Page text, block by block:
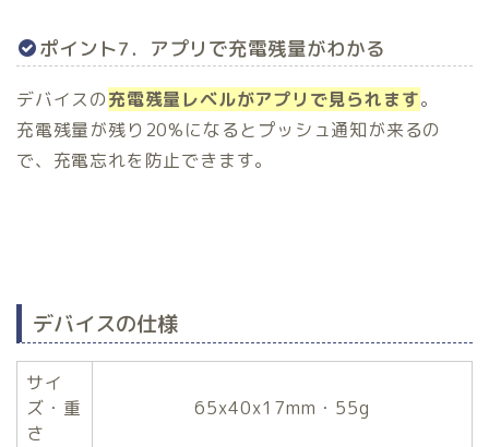
ポイント7．アプリで充電残量がわかる
デバイスの充電残量レベルがアプリで見られます。
充電残量が残り20%になるとプッシュ通知が来るの
で、充電忘れを防止できます。
デバイスの仕様
サイ
ズ・重
さ
65x40x17mm・55g